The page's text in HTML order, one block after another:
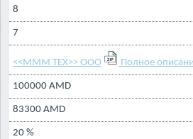
8
7
<<МММ ТЕХ>> ООО Полное
100000 AMD
83300 AMD
20 %